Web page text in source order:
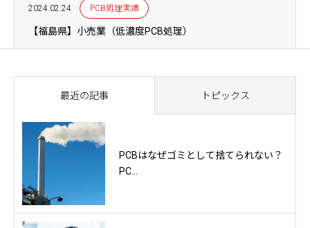
2024.02.24 PCB処理実績
【福島県】小売業（低濃度PCB処理）
最近の記事 トピックス
PCBはなぜゴミとして捨てられない？
PC...